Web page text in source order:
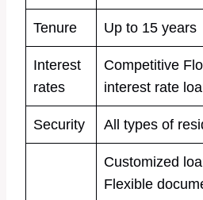
Tenure Up to 15 years
Interest
rates
Competitive
interest rate
Security All types of
Customized
Flexible